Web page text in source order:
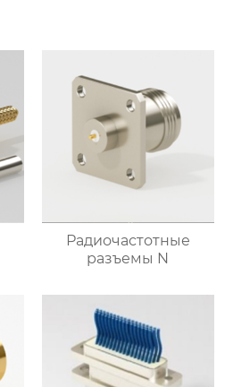
Радиочастотные
разъемы N